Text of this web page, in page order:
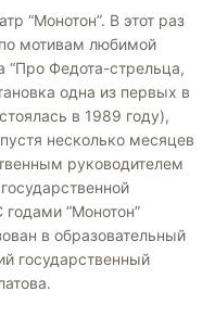
“Монотон”. В этот раз
мотивам любимой
“Про Федота-стрельца,
одна из первых в
в 1989 году),
несколько месяцев
руководителем
годами “Монотон”
в образовательный
государственный